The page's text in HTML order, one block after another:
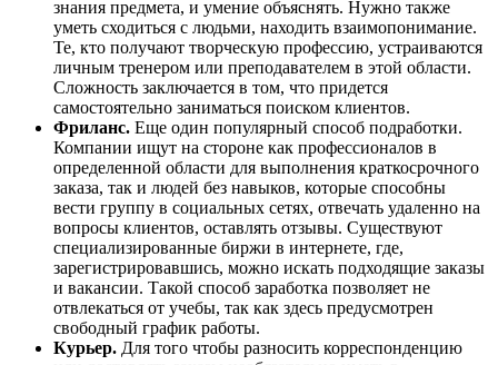
знания предмета, и умение объяснять. Нужно также
уметь сходиться с людьми, находить взаимопонимание.
Те, кто получают творческую профессию, устраиваются
личным тренером или преподавателем в этой области.
Сложность заключается в том, что придется
самостоятельно заниматься поиском клиентов.
Фриланс. Еще один популярный способ подработки.
Компании ищут на стороне как профессионалов в
определенной области для выполнения краткосрочного
заказа, так и людей без навыков, которые способны
вести группу в социальных сетях, отвечать удаленно на
вопросы клиентов, оставлять отзывы. Существуют
специализированные биржи в интернете, где,
зарегистрировавшись, можно искать подходящие заказы
и вакансии. Такой способ заработка позволяет не
отвлекаться от учебы, так как здесь предусмотрен
свободный график работы.
Курьер. Для того чтобы разносить корреспонденцию